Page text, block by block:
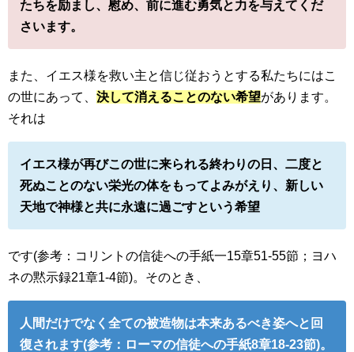
たちを励まし、慰め、前に進む勇気と力を与えてくだ
さいます。
また、イエス様を救い主と信じ従おうとする私たちにはこ
の世にあって、 決して消えることのない希望があります。
それは
イエス様が再びこの世に来られる終わりの日、二度と
死ぬことのない栄光の体をもってよみがえり、新しい
天地で神様と共に永遠に過ごすという希望
です(参考：コリントの信徒への手紙一15章51-55節；ヨハ
ネの黙示録21章1-4節)。そのとき、
人間だけでなく全ての被造物は本来あるべき姿へと回
復されます(参考：ローマの信徒への手紙8章18-23節)。